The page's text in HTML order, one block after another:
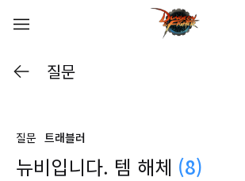
질문
질문 트래블러
뉴비입니다. 템 해체 (8)